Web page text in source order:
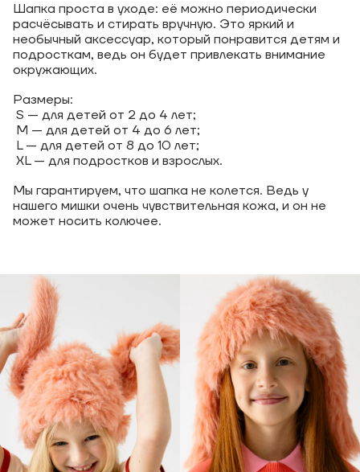
Шапка проста в уходе: её можно периодически
расчёсывать и стирать вручную. Это яркий и
необычный аксессуар, который понравится детям и
подросткам, ведь он будет привлекать внимание
окружающих.
Размеры:
S — для детей от 2 до 4 лет;
M — для детей от 4 до 6 лет;
L — для детей от 8 до 10 лет;
XL — для подростков и взрослых.
Мы гарантируем, что шапка не колется. Ведь у
нашего мишки очень чувствительная кожа, и он не
может носить колючее.